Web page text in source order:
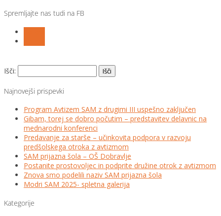
Spremljajte nas tudi na FB
Išči:
Najnovejši prispevki
Program Avtizem SAM z drugimi III uspešno zaključen
Gibam, torej se dobro počutim – predstavitev delavnic na
mednarodni konferenci
Predavanje za starše – učinkovita podpora v razvoju
predšolskega otroka z avtizmom
SAM prijazna šola – OŠ Dobravlje
Postanite prostovoljec in podprite družine otrok z avtizmom
Znova smo podelili naziv SAM prijazna šola
Modri SAM 2025- spletna galerija
Kategorije